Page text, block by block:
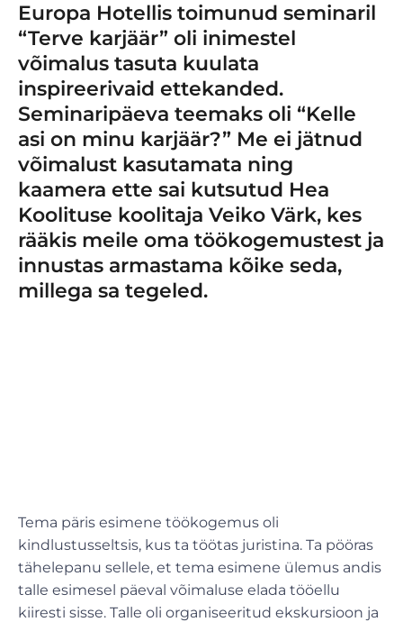
Europa Hotellis toimunud seminaril
“Terve karjäär” oli inimestel
võimalus tasuta kuulata
inspireerivaid ettekanded.
Seminaripäeva teemaks oli “Kelle
asi on minu karjäär?” Me ei jätnud
võimalust kasutamata ning
kaamera ette sai kutsutud Hea
Koolituse koolitaja Veiko Värk, kes
rääkis meile oma töökogemustest ja
innustas armastama kõike seda,
millega sa tegeled.
Tema päris esimene töökogemus oli
kindlustusseltsis, kus ta töötas juristina. Ta pööras
tähelepanu sellele, et tema esimene ülemus andis
talle esimesel päeval võimaluse elada tööellu
kiiresti sisse. Talle oli organiseeritud ekskursioon ja